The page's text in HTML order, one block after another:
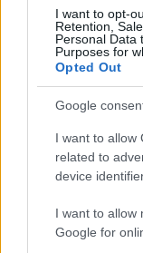
I want to opt-
Retention,
Personal Data
Purposes for
Opted Out
Google
I want to allow
related to
device
I want to allow
Google for
Az incidens
adott
állt a fizikai
„Nagyon, de
éppen
közvetlenül
balhénak
lennének a